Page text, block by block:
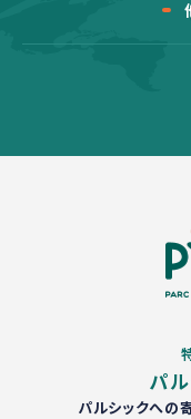
パル
パルシックへの